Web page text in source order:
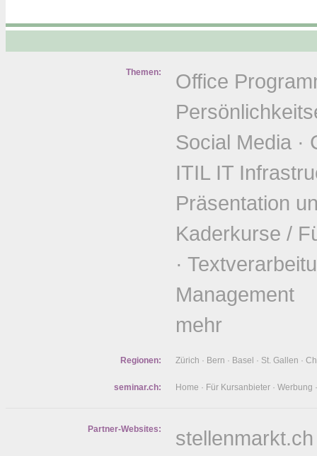
Themen:
Office
Social Media ·
ITIL IT
Präsentation
Kaderkurse /
·
Management
mehr
Regionen: Zürich · Bern · Basel · St. Gallen ·
seminar.ch: Home · Für Kursanbieter · Werbung
Partner-Websites: stellenmarkt.ch